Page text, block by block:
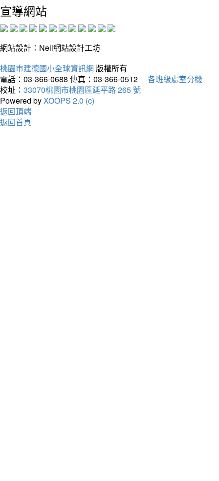
宣導網站
網站設計：Neil網站設計工坊
桃園市建德國小全球資訊網 版權所有
電話：03-366-0688 傳真：03-366-0512
各班級處室分機
校址： 33070桃園市桃園區延平路 265 號
Powered byXOOPS 2.0 (c)
返回頂端
返回首頁